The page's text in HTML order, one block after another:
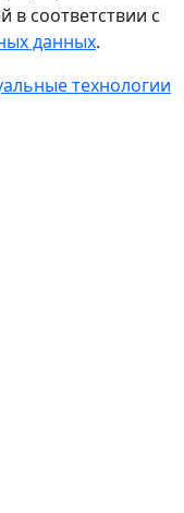
в соответствии с
данных.
технологии